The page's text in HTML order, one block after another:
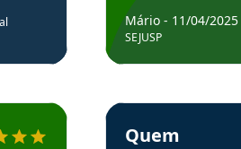
o Aprova Concursos em depoimento
Mário - 11/04/2025
SEJUSP
Estudante Henrique
Quem